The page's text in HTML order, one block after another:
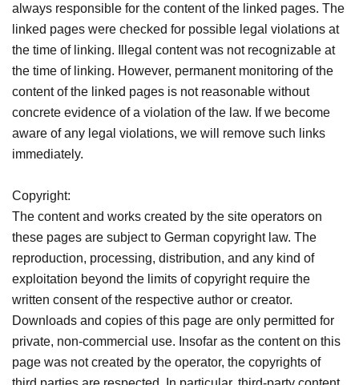
always responsible for the content of the linked pages. The
linked pages were checked for possible legal violations at
the time of linking. Illegal content was not recognizable at
the time of linking. However, permanent monitoring of the
content of the linked pages is not reasonable without
concrete evidence of a violation of the law. If we become
aware of any legal violations, we will remove such links
immediately.
Copyright:
The content and works created by the site operators on
these pages are subject to German copyright law. The
reproduction, processing, distribution, and any kind of
exploitation beyond the limits of copyright require the
written consent of the respective author or creator.
Downloads and copies of this page are only permitted for
private, non-commercial use. Insofar as the content on this
page was not created by the operator, the copyrights of